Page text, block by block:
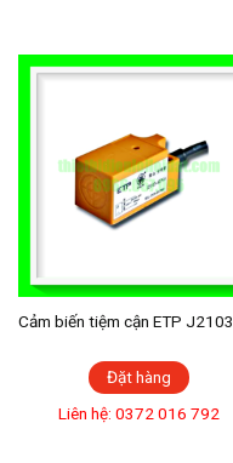
Cảm biến tiệm cận ETP J2103
Đặt hàng
Liên hệ: 0372 016 792